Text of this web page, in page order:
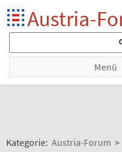
Austria-
Menü
Kategorie: Austria-Forum >